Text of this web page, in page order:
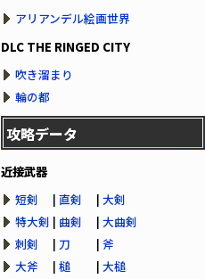
アリアンデル絵画世界
DLC THE RINGED CITY
吹き溜まり
輪の都
攻略データ
近接武器
短剣 | 直剣 | 大剣
特大剣 | 曲剣 | 大曲剣
刺剣 | 刀 | 斧
大斧 | 槌 | 大槌